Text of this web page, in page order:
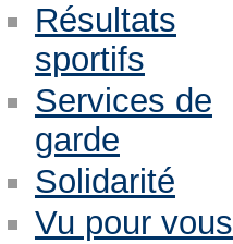
Résultats
sportifs
Services de
garde
Solidarité
Vu pour vous